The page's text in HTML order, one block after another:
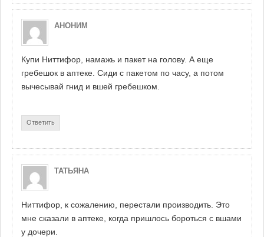
АНОНИМ
Купи Ниттифор, намажь и пакет на голову. А еще
гребешок в аптеке. Сиди с пакетом по часу, а потом
вычесывай гнид и вшей гребешком.
Ответить
ТАТЬЯНА
Ниттифор, к сожалению, перестали производить. Это
мне сказали в аптеке, когда пришлось бороться с вшами
у дочери.